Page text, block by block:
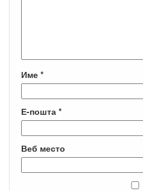
Име *
Е-пошта *
Веб место